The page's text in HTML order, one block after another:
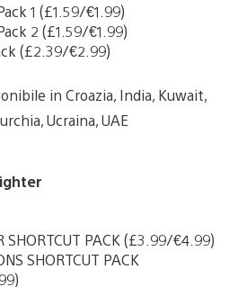
1 (£1.59/€1.99)
2 (£1.59/€1.99)
(£2.39/€2.99)
in Croazia, India, Kuwait,
Ucraina, UAE
SHORTCUT PACK (£3.99/€4.99)
SHORTCUT PACK